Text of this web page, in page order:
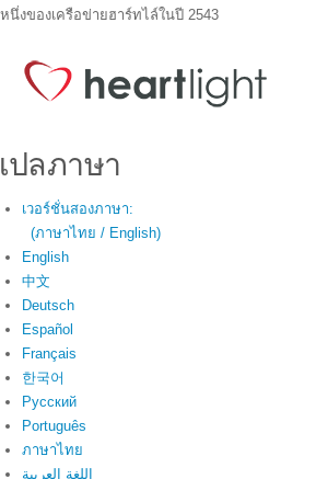
หนึ่งของเครือข่ายฮาร์ทไล์ในปี 2543
ปลภาษา
เวอร์ชั่นสองภาษา:
(ภาษาไทย / English)
English
中文
Deutsch
Español
Français
한국어
Русский
Português
ภาษาไทย
اللغة العربية